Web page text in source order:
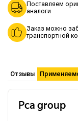
Поставляем
аналоги
Заказ можно
транспортной
Отзывы